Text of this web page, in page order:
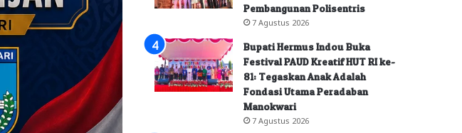
Pembangunan Polisentris
7 Agustus 2026
Bupati Hermus Indou Buka
Festival PAUD Kreatif HUT RI ke-
81: Tegaskan Anak Adalah
Fondasi Utama Peradaban
Manokwari
7 Agustus 2026